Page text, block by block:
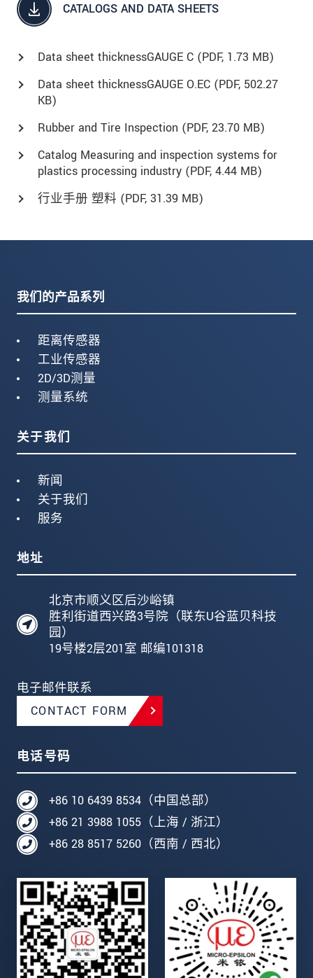
CATALOGS AND DATA SHEETS
Data sheet thicknessGAUGE C (PDF, 1.73 MB)
Data sheet thicknessGAUGE O.EC (PDF, 502.27
KB)
Rubber and Tire Inspection (PDF, 23.70 MB)
Catalog Measuring and inspection systems for
plastics processing industry (PDF, 4.44 MB)
行业手册 塑料 (PDF, 31.39 MB)
我们的产品系列
距离传感器
工业传感器
2D/3D测量
测量系统
关于我们
新闻
关于我们
服务
地址
北京市顺义区后沙峪镇
胜利街道西兴路3号院（联东U谷蓝贝科技
园）
19号楼2层201室 邮编101318
电子邮件联系
CONTACT FORM
电话号码
+86 10 6439 8534（中国总部）
+86 21 3988 1055（上海 / 浙江）
+86 28 8517 5260（西南 / 西北）